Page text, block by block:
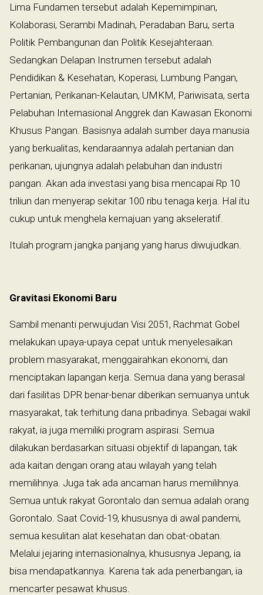
Lima Fundamen tersebut adalah Kepemimpinan,
Kolaborasi, Serambi Madinah, Peradaban Baru, serta
Politik Pembangunan dan Politik Kesejahteraan.
Sedangkan Delapan Instrumen tersebut adalah
Pendidikan & Kesehatan, Koperasi, Lumbung Pangan,
Pertanian, Perikanan-Kelautan, UMKM, Pariwisata, serta
Pelabuhan Internasional Anggrek dan Kawasan Ekonomi
Khusus Pangan. Basisnya adalah sumber daya manusia
yang berkualitas, kendaraannya adalah pertanian dan
perikanan, ujungnya adalah pelabuhan dan industri
pangan. Akan ada investasi yang bisa mencapai Rp 10
triliun dan menyerap sekitar 100 ribu tenaga kerja. Hal itu
cukup untuk menghela kemajuan yang akseleratif.
Itulah program jangka panjang yang harus diwujudkan.
Gravitasi Ekonomi Baru
Sambil menanti perwujudan Visi 2051, Rachmat Gobel
melakukan upaya-upaya cepat untuk menyelesaikan
problem masyarakat, menggairahkan ekonomi, dan
menciptakan lapangan kerja. Semua dana yang berasal
dari fasilitas DPR benar-benar diberikan semuanya untuk
masyarakat, tak terhitung dana pribadinya. Sebagai wakil
rakyat, ia juga memiliki program aspirasi. Semua
dilakukan berdasarkan situasi objektif di lapangan, tak
ada kaitan dengan orang atau wilayah yang telah
memilihnya. Juga tak ada ancaman harus memilihnya.
Semua untuk rakyat Gorontalo dan semua adalah orang
Gorontalo. Saat Covid-19, khususnya di awal pandemi,
semua kesulitan alat kesehatan dan obat-obatan.
Melalui jejaring internasionalnya, khususnya Jepang, ia
bisa mendapatkannya. Karena tak ada penerbangan, ia
mencarter pesawat khusus.